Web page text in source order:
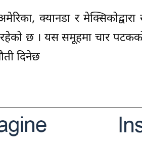
क्यानडा र
रहेको छ । यस समूहमा चार
दिनेछ